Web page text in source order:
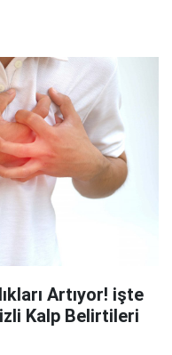
Artıyor! işte
Kalp Belirtileri